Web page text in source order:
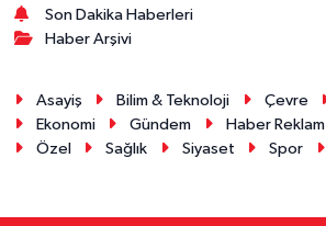
Son Dakika Haberleri
Haber Arşivi
Asayiş Bilim & Teknoloji Çevre
Ekonomi
Gündem Haber Reklam
Özel
Sağlık Siyaset Spor